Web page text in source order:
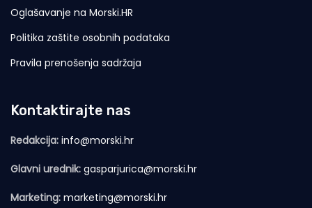
Oglašavanje na Morski.HR
Politika zaštite osobnih podataka
Pravila prenošenja sadržaja
Kontaktirajte nas
Redakcija: info@morski.hr
Glavni urednik: gasparjurica@morski.hr
Marketing: marketing@morski.hr